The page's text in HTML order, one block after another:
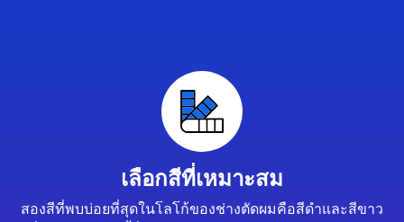
เลือกสีที่เหมาะสม
สองสีที่พบบ่อยที่สุดในโลโก้ของช่างตัดผมคือสีดำและสีขาว